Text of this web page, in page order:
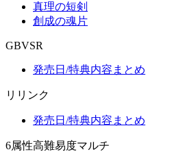
真理の短剣
創成の魂片
GBVSR
発売日/特典内容まとめ
リリンク
発売日/特典内容まとめ
6属性高難易度マルチ